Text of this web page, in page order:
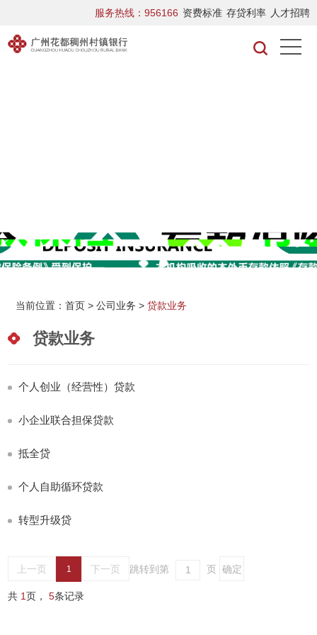
服务热线：956166 资费标准 存贷利率 人才招聘
当前位置：首页 >公司业务 >贷款业务
贷款业务
个人创业（经营性）贷款
小企业联合担保贷款
抵全贷
个人自助循环贷款
转型升级贷
上一页 1 下一页 跳转到第 页
共 1页，5条记录